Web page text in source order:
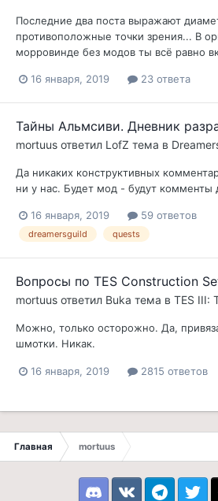
Последние два поста выражают
противоположные точки зрения... В
морровинде без модов ты всё равно
16 января, 2019 23 ответа
Тайны Альмсиви. Дневник
mortuus ответил LofZ тема в
Да никаких конструктивных
ни у нас. Будет мод - будут комменты
16 января, 2019 59 ответов
dreamersguild quests
Вопросы по TES Construction
mortuus ответил Buka тема в TES III:
Можно, только осторожно. Да,
шмотки. Никак.
16 января, 2019 2815 ответов
Главная mortuus